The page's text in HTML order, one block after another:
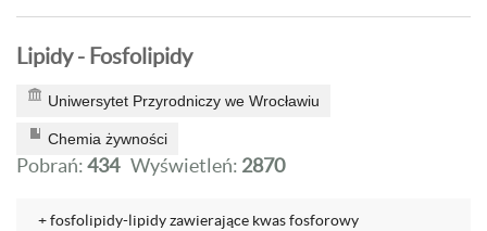
Lipidy - Fosfolipidy
Uniwersytet Przyrodniczy we Wrocławiu
Chemia żywności
Pobrań:434 Wyświetleń: 2870
+ fosfolipidy-lipidy zawierające kwas fosforowy